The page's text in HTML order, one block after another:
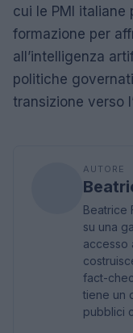
cui le PMI italiane
formazione per
all’intelligenza
politiche
transizione verso
AUTORE
Beatrice
su una
accesso
fact-
tiene un
pubblici